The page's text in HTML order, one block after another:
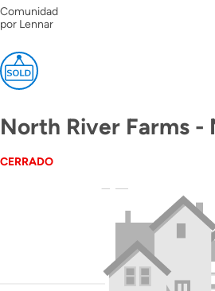
Comunidad
por Lennar
North River Farms -
CERRADO